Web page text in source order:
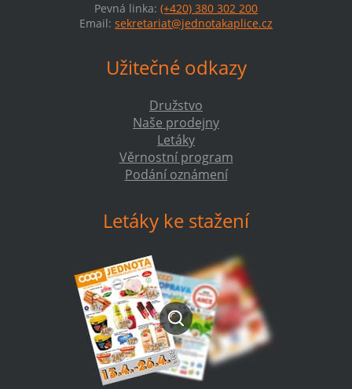
Pevná linka: (+420) 380 302 200
Email: sekretariat@jednotakaplice.cz
Užitečné odkazy
Družstvo
Naše prodejny
Letáky
Věrnostní program
Podání oznámení
Letáky ke stažení